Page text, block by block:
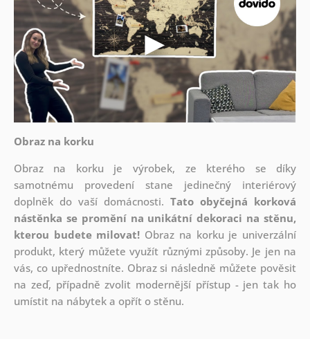
Obraz na korku
Obraz na korku je výrobek, ze kterého se díky
samotnému provedení stane jedinečný interiérový
doplněk do vaší domácnosti.Tato obyčejná korková
nástěnka se promění na unikátní dekoraci na stěnu,
kterou budete milovat! Obraz na korku je univerzální
produkt, který můžete využít různými způsoby. Je jen na
vás, co upřednostníte. Obraz si následně můžete pověsit
na zeď, případně zvolit modernější přístup - jen tak ho
umístit na nábytek a opřít o stěnu.